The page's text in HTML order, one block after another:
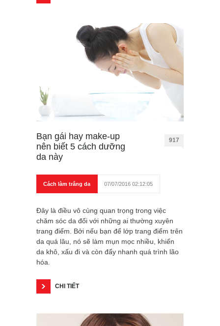
Bạn gái hay make-up
nên biết 5 cách dưỡng
da này
917
Cách làm trắng da 07/07/2016 02:12:05
Đây là điều vô cùng quan trọng trong việc
chăm sóc da đối với những ai thường xuyên
trang điểm. Bởi nếu bạn để lớp trang điểm trên
da quá lâu, nó sẽ làm mụn mọc nhiều, khiến
da khô, xấu đi và còn đẩy nhanh quá trình lão
hóa.
CHI TIẾT